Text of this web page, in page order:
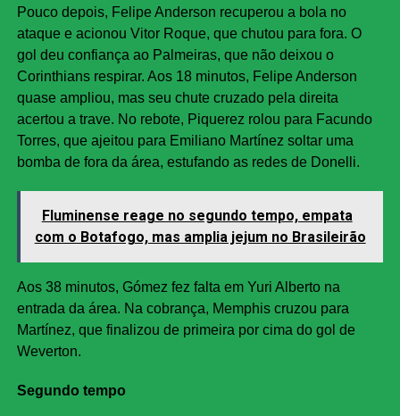
Pouco depois, Felipe Anderson recuperou a bola no
ataque e acionou Vitor Roque, que chutou para fora. O
gol deu confiança ao Palmeiras, que não deixou o
Corinthians respirar. Aos 18 minutos, Felipe Anderson
quase ampliou, mas seu chute cruzado pela direita
acertou a trave. No rebote, Piquerez rolou para Facundo
Torres, que ajeitou para Emiliano Martínez soltar uma
bomba de fora da área, estufando as redes de Donelli.
Fluminense reage no segundo tempo, empata
com o Botafogo, mas amplia jejum no Brasileirão
Aos 38 minutos, Gómez fez falta em Yuri Alberto na
entrada da área. Na cobrança, Memphis cruzou para
Martínez, que finalizou de primeira por cima do gol de
Weverton.
Segundo tempo